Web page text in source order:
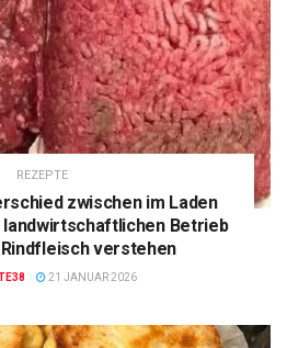
REZEPTE
zwischen im Laden
Betrieb
verstehen
21 JANUAR 2026